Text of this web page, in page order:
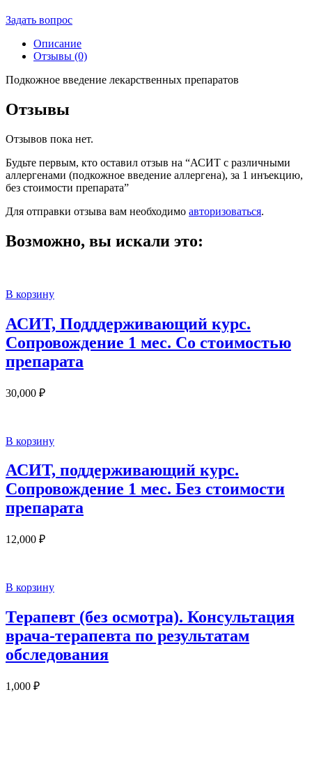
Задать вопрос
Описание
Отзывы (0)
Подкожное введение лекарственных препаратов
Отзывы
Отзывов пока нет.
Будьте первым, кто оставил отзыв на “АСИТ с различными
аллергенами (подкожное введение аллергена), за 1 инъекцию,
без стоимости препарата”
Для отправки отзыва вам необходимо авторизоваться.
Возможно, вы искали это:
В корзину
АСИТ, Подддерживающий курс.
Сопровождение 1 мес. Со стоимостью
препарата
30,000 ₽
В корзину
АСИТ, поддерживающий курс.
Сопровождение 1 мес. Без стоимости
препарата
12,000 ₽
В корзину
Терапевт (без осмотра). Консультация
врача-терапевта по результатам
обследования
1,000 ₽